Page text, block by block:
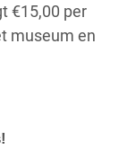
€15,00 per
museum en